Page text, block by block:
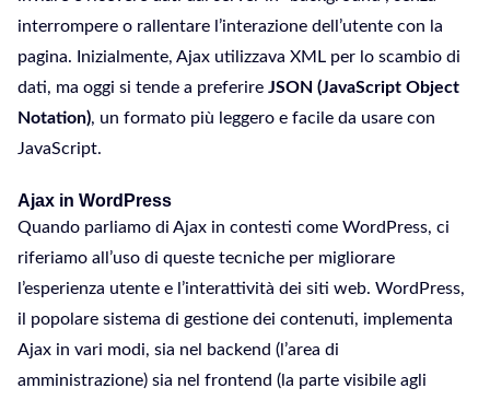
interrompere o rallentare l’interazione dell’utente con la
pagina. Inizialmente, Ajax utilizzava XML per lo scambio di
dati, ma oggi si tende a preferire JSON (JavaScript Object
Notation), un formato più leggero e facile da usare con
JavaScript.
Ajax in WordPress
Quando parliamo di Ajax in contesti come WordPress, ci
riferiamo all’uso di queste tecniche per migliorare
l’esperienza utente e l’interattività dei siti web. WordPress,
il popolare sistema di gestione dei contenuti, implementa
Ajax in vari modi, sia nel backend (l’area di
amministrazione) sia nel frontend (la parte visibile agli